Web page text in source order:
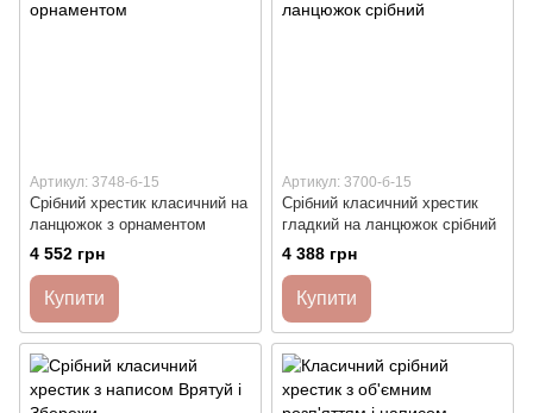
Артикул: 3748-б-15
Срібний хрестик класичний на
ланцюжок з орнаментом
4 552 грн
Купити
Артикул: 3700-б-15
Срібний класичний хрестик
гладкий на ланцюжок срібний
4 388 грн
Купити